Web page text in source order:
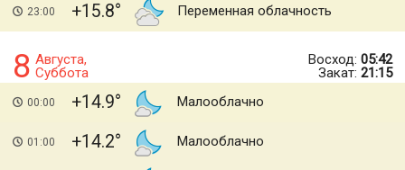
23:00 +15.8 Переменная облачность
8 Августа,
Суббота
Восход: 05:42
Закат: 21:15
00:00 +14.9 Малооблачно
01:00 +14.2 Малооблачно